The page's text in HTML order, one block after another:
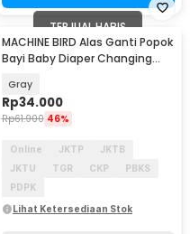
TERJUAL HABIS
MACHINE BIRD Alas Ganti Popok
Bayi Baby Diaper Changing
Gray
Rp34.000
Rp61.900 46%
Online JKTP
JKTB
JKTU
TGR CKP
PBKS
PDPK
Lihat Ketersediaan Stok